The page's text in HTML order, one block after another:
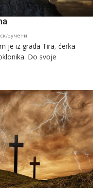
Svеta
vеlikоmučеnica
je iz grada Tira, ćerka
Dо svоје